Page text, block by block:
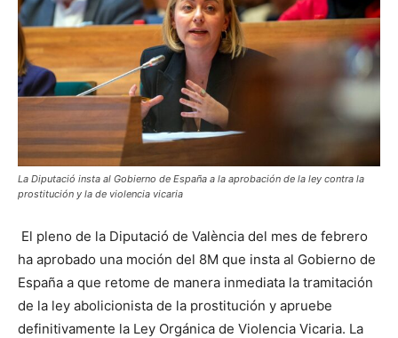
La Diputació insta al Gobierno de España a la aprobación de la ley contra la
prostitución y la de violencia vicaria
El pleno de la Diputació de València del mes de febrero
ha aprobado una moción del 8M que insta al Gobierno de
España a que retome de manera inmediata la tramitación
de la ley abolicionista de la prostitución y apruebe
definitivamente la Ley Orgánica de Violencia Vicaria. La